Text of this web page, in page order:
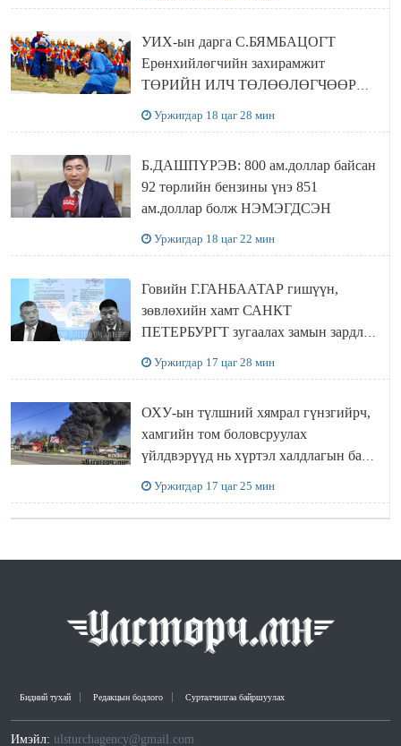
УИХ-ын дарга С.БЯМБАЦОГТ
Ерөнхийлөгчийн захирамжит
ТӨРИЙН ИЛЧ ТӨЛӨӨЛӨГЧӨӨР
Уржигдар 18 цаг 28 мин
Б.ДАШПҮРЭВ: 800 ам.доллар байсан
92 төрлийн бензины үнэ 851
ам.доллар болж НЭМЭГДСЭН
Уржигдар 18 цаг 22 мин
Говийн Г.ГАНБААТАР гишүүн,
зөвлөхийн хамт САНКТ
ПЕТЕРБУРГТ зугаалах замын зардлаа
Уржигдар 17 цаг 28 мин
ОХУ-ын түлшний хямрал гүнзгийрч,
хамгийн том боловсруулах
үйлдвэрүүд нь хүртэл халдлагын бай
Уржигдар 17 цаг 25 мин
Бидний тухай Редакцын бодлого Сурталчилгаа байршуулах
Имэйл: ulsturchagency@gmail.com